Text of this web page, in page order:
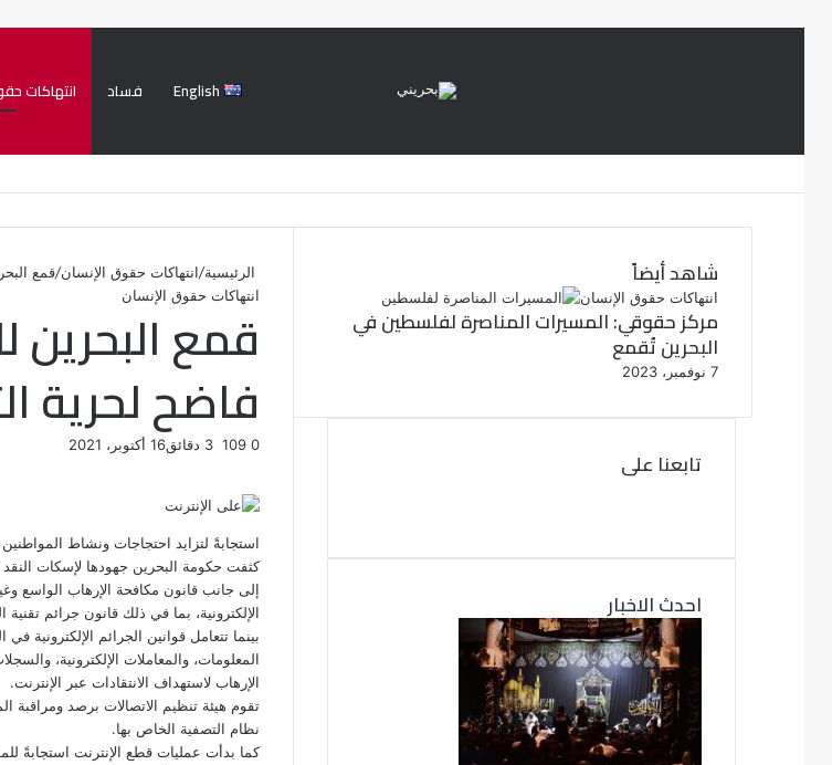
انتهاكات فساد English
الرئيسية/انتهاكات حقوق الإنسان/قمع
انتهاكات حقوق الإنسان
قمع البحرين
فاضح لحرية
16 أكتوبر، 2021 0
ي
س
و
ك
و
ي
ر
ي
ن
د
ن
u
r
ن
ي
س
ت
e
d
ت
س
ب
كثفت حكومة البحرين جهودها لإسكات
إلى جانب قانون مكافحة الإرهاب الواسع
الإلكترونية، بما في ذلك قانون جرائم تقنية المعلومات لعام 2014، والذي يسمح
بينما تتعامل قوانين الجرائم الإلكترونية
المعلومات، والمعاملات الإلكترونية،
الإرهاب لاستهداف الانتقادات عبر الإنترنت.
تقوم هيئة تنظيم الاتصالات برصد
نظام التصفية الخاص بها.
كما بدأت عمليات قطع الإنترنت استجابةً
شاهد أيضاً
إ
غ
ل
ا
انتهاكات حقوق الإنسان
مركز حقوقي: المسيرات المناصرة لفلسطين في
البحرين تُقمع
7 نوفمبر، 2023
تابعنا على
ب
ك
ي
ر
احدث الاخبار